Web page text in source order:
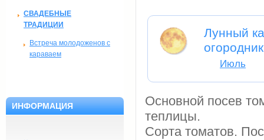
СВАДЕБНЫЕ
ТРАДИЦИИ
Встреча молодоженов с
караваем
ИНФОРМАЦИЯ
Лунный
Июль
Основной посев
теплицы.
Сорта томатов.